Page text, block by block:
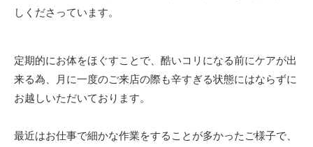
しくださっています。
定期的にお体をほぐすことで、酷いコリになる前にケアが出
来る為、月に一度のご来店の際も辛すぎる状態にはならずに
お越しいただいております。
最近はお仕事で細かな作業をすることが多かったご様子で、